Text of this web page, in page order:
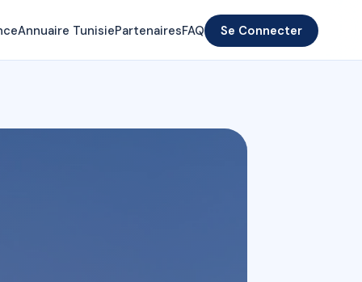
Annuaire TunisiePartenairesFAQ Se Connecter